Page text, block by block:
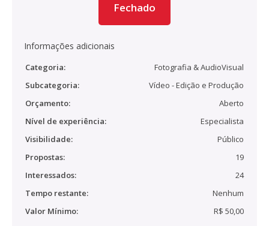
Fechado
Informações adicionais
Categoria:
Fotografia & AudioVisual
Subcategoria:
Vídeo - Edição e Produção
Orçamento:
Aberto
Nível de experiência:
Especialista
Visibilidade:
Público
Propostas:
19
Interessados:
24
Tempo restante:
Nenhum
Valor Mínimo:
R$ 50,00